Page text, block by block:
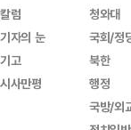
칼럼
기자의 눈
기고
시사만평
청와대
국회/정
북한
행정
국방/외